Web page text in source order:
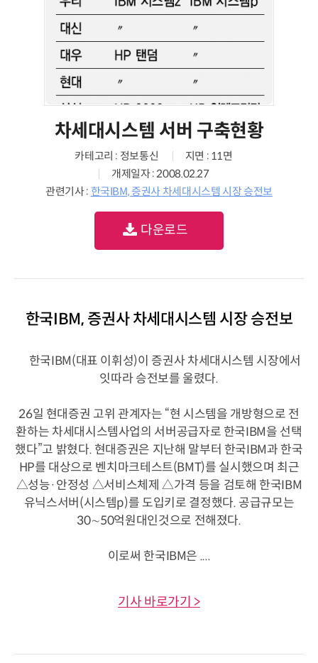
차세대시스템 서버 구축현황
카테고리 : 정보통신
지면 : 11면
개제일자 : 2008.02.27
관련기사 : 한국IBM, 증권사 차세대시스템 시장 승전보
다운로드
한국IBM, 증권사 차세대시스템 시장 승전보
한국IBM(대표 이휘성)이 증권사 차세대시스템 시장에서
잇따라 승전보를 울렸다.
26일 현대증권 고위 관계자는 “현 시스템을 개방형으로 전
환하는 차세대시스템사업의 서버공급자로 한국IBM을 선택
했다”고 밝혔다. 현대증권은 지난해 말부터 한국IBM과 한국
HP를 대상으로 벤치마크테스트(BMT)를 실시했으며 최근
△성능·안정성 △서비스체제 △가격 등을 검토해 한국IBM
유닉스서버(시스템p)를 도입키로 결정했다. 공급규모는
30∼50억원대인것으로 전해졌다.
이로써 한국IBM은 ....
기사 바로가기 >